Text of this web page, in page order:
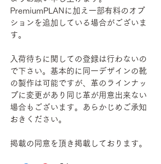
PremiumPLANに加え一部有料のオプ
ションを追加している場合がございま
す。
入荷待ちに関しての登録は行わないの
で下さい。基本的に同一デザインの靴
の製作は可能ですが、革のラインナッ
プに変更があり同じ革が用意出来ない
場合もございます。あらかじめご承知
おきください。
掲載の同意を頂き掲載しております。